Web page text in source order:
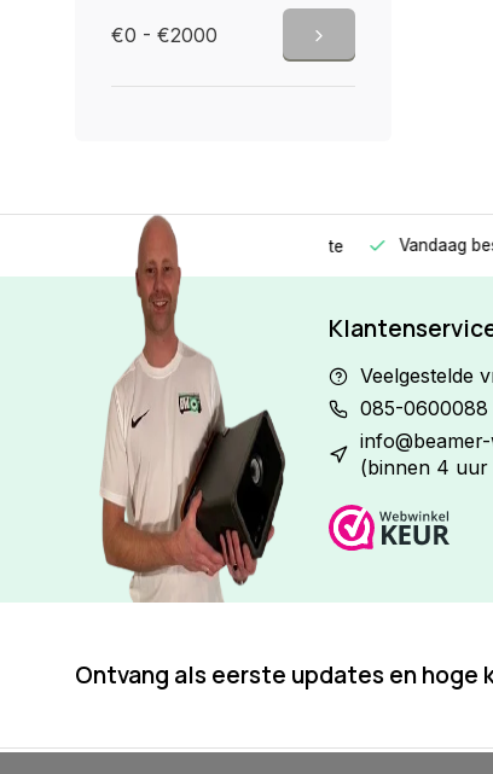
€0 - €2000
3 gelijke delen Vandaag besteld
Veelgestelde
085-0600088
(binnen 4 uur
Ontvang als eerste updates en hoge